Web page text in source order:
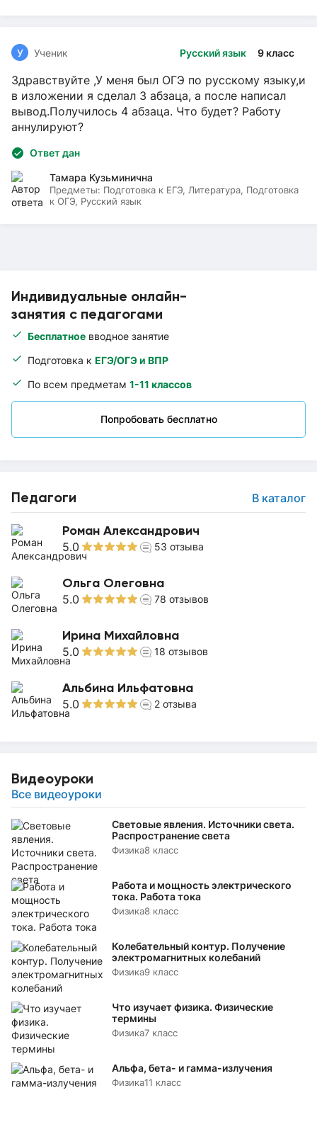
Индивидуальные онлайн-
занятия с педагогами
Бесплатное вводное занятие
Подготовка к ЕГЭ/ОГЭ и ВПР
По всем предметам 1-11 классов
Попробовать бесплатно
Педагоги В каталог
Роман Александрович
5.0 53 отзыва
Ольга Олеговна
5.0 78 отзывов
Ирина Михайловна
5.0 18 отзывов
Альбина Ильфатовна
5.0 2 отзыва
Видеоуроки
Все видеоуроки
Световые явления. Источники света.
Распространение света
Физика8 класс
Работа и мощность электрического
тока. Работа тока
Физика8 класс
Колебательный контур. Получение
электромагнитных колебаний
Физика9 класс
Что изучает физика. Физические
термины
Физика7 класс
Альфа, бета- и гамма-излучения
Физика11 класс
Русский язык 9 класс
У Ученик
Здравствуйте ,У меня был ОГЭ по русскому языку,и
в изложении я сделал 3 абзаца, а после написал
вывод.Получилось 4 абзаца. Что будет? Работу
аннулируют?
Ответ дан
Тамара Кузьминична
Предметы: Подготовка к ЕГЭ, Литература, Подготовка
к ОГЭ, Русский язык